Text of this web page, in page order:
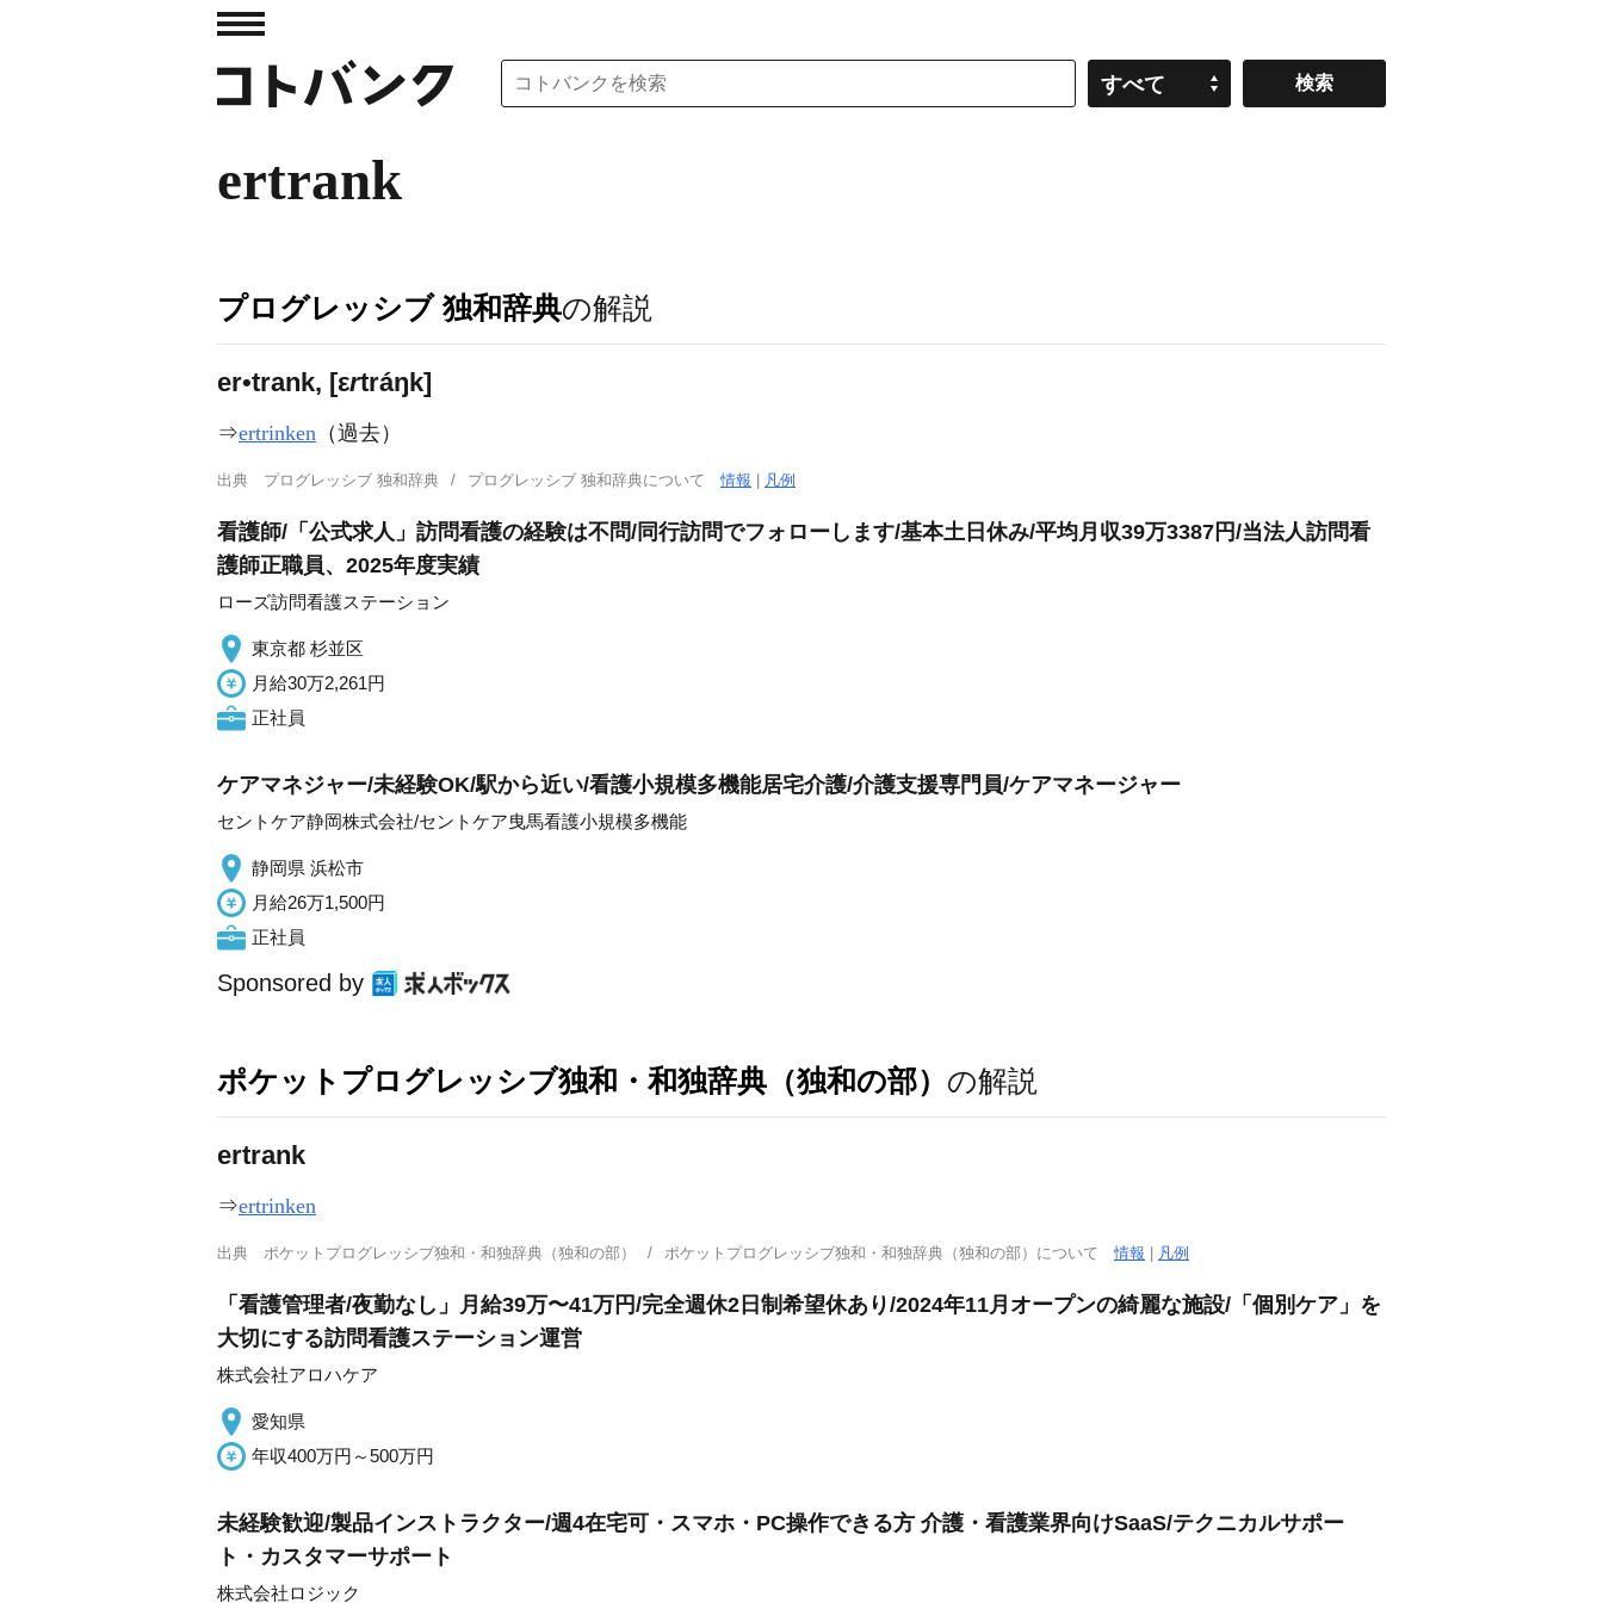
すべて
ertrank
プログレッシブ 独和辞典の解説
er•trank, [εrtráŋk]
⇒ertrinken （過去）
出典 プログレッシブ 独和辞典 プログレッシブ 独和辞典について情報 凡例
看護師/「公式求人」訪問看護の経験は不問/同行訪問でフォローします/基本土日休み/平均月収39万3387円/当法人訪問看
護師正職員、2025年度実績
ローズ訪問看護ステーション
東京都 杉並区
月給30万2,261円
正社員
ケアマネジャー/未経験OK/駅から近い/看護小規模多機能居宅介護/介護支援専門員/ケアマネージャー
セントケア静岡株式会社/セントケア曳馬看護小規模多機能
静岡県 浜松市
月給26万1,500円
正社員
Sponsored by
ポケットプログレッシブ独和・和独辞典（独和の部） の解説
ertrank
⇒ertrinken
出典 ポケットプログレッシブ独和・和独辞典（独和の部） ポケットプログレッシブ独和・和独辞典（独和の部）について情報 | 凡例
「看護管理者/夜勤なし」月給39万〜41万円/完全週休2日制希望休あり/2024年11月オープンの綺麗な施設/「個別ケア」を
大切にする訪問看護ステーション運営
株式会社アロハケア
愛知県
年収400万円～500万円
未経験歓迎/製品インストラクター/週4在宅可・スマホ・PC操作できる方 介護・看護業界向けSaaS/テクニカルサポー
ト・カスタマーサポート
株式会社ロジック